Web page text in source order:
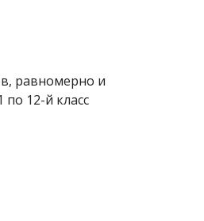
равномерно и
12-й класс